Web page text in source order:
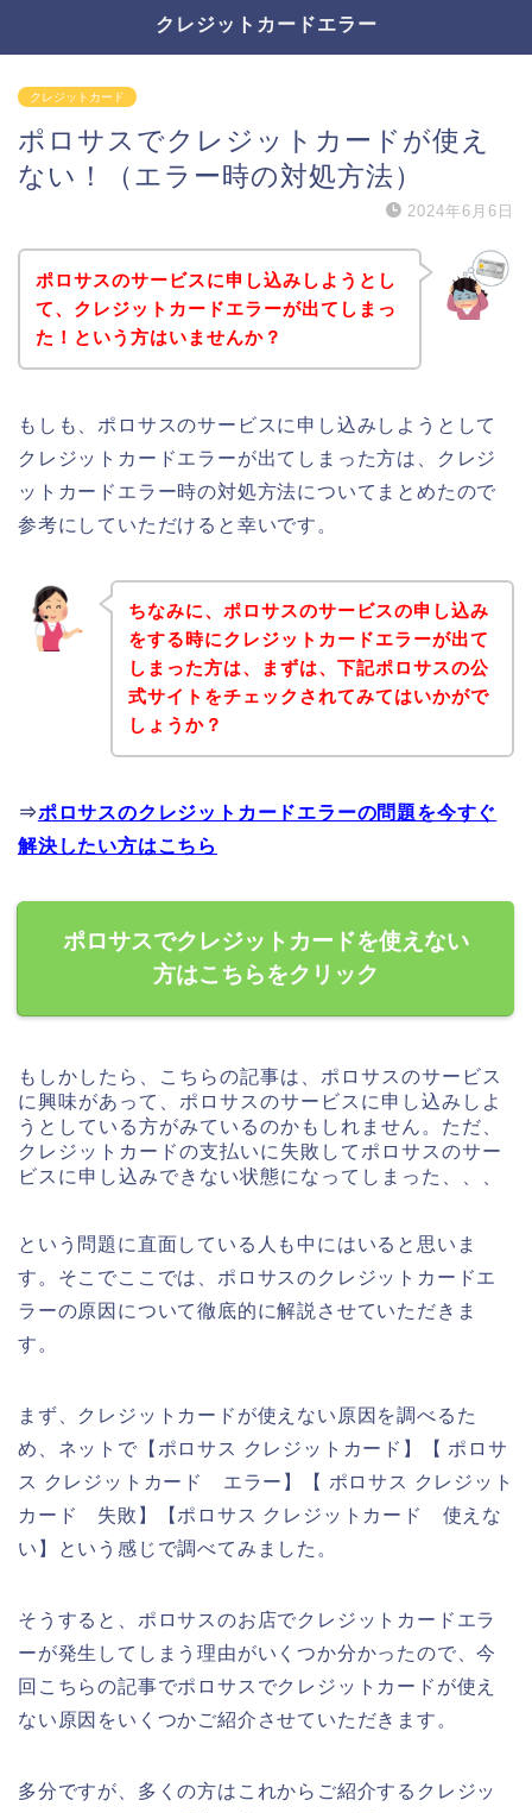
クレジットカードエラー
クレジットカード
ポロサスでクレジットカードが使え
ない！（エラー時の対処方法）
2024年6月6日
ポロサスのサービスに申し込みしようとし
て、クレジットカードエラーが出てしまっ
た！という方はいませんか？
もしも、ポロサスのサービスに申し込みしようとして
クレジットカードエラーが出てしまった方は、クレジ
ットカードエラー時の対処方法についてまとめたので
参考にしていただけると幸いです。
ちなみに、ポロサスのサービスの申し込み
をする時にクレジットカードエラーが出て
しまった方は、まずは、下記ポロサスの公
式サイトをチェックされてみてはいかがで
しょうか？
⇒ポロサスのクレジットカードエラーの問題を今すぐ
解決したい方はこちら
ポロサスでクレジットカードを使えない
方はこちらをクリック
もしかしたら、こちらの記事は、ポロサスのサービス
に興味があって、ポロサスのサービスに申し込みしよ
うとしている方がみているのかもしれません。ただ、
クレジットカードの支払いに失敗してポロサスのサー
ビスに申し込みできない状態になってしまった、、、
という問題に直面している人も中にはいると思いま
す。そこでここでは、ポロサスのクレジットカードエ
ラーの原因について徹底的に解説させていただきま
す。
まず、クレジットカードが使えない原因を調べるた
め、ネットで【ポロサス クレジットカード】【 ポロサ
ス クレジットカード エラー】【 ポロサス クレジット
カード 失敗】【ポロサス クレジットカード 使えな
い】という感じで調べてみました。
そうすると、ポロサスのお店でクレジットカードエラ
ーが発生してしまう理由がいくつか分かったので、今
回こちらの記事でポロサスでクレジットカードが使え
ない原因をいくつかご紹介させていただきます。
多分ですが、多くの方はこれからご紹介するクレジッ